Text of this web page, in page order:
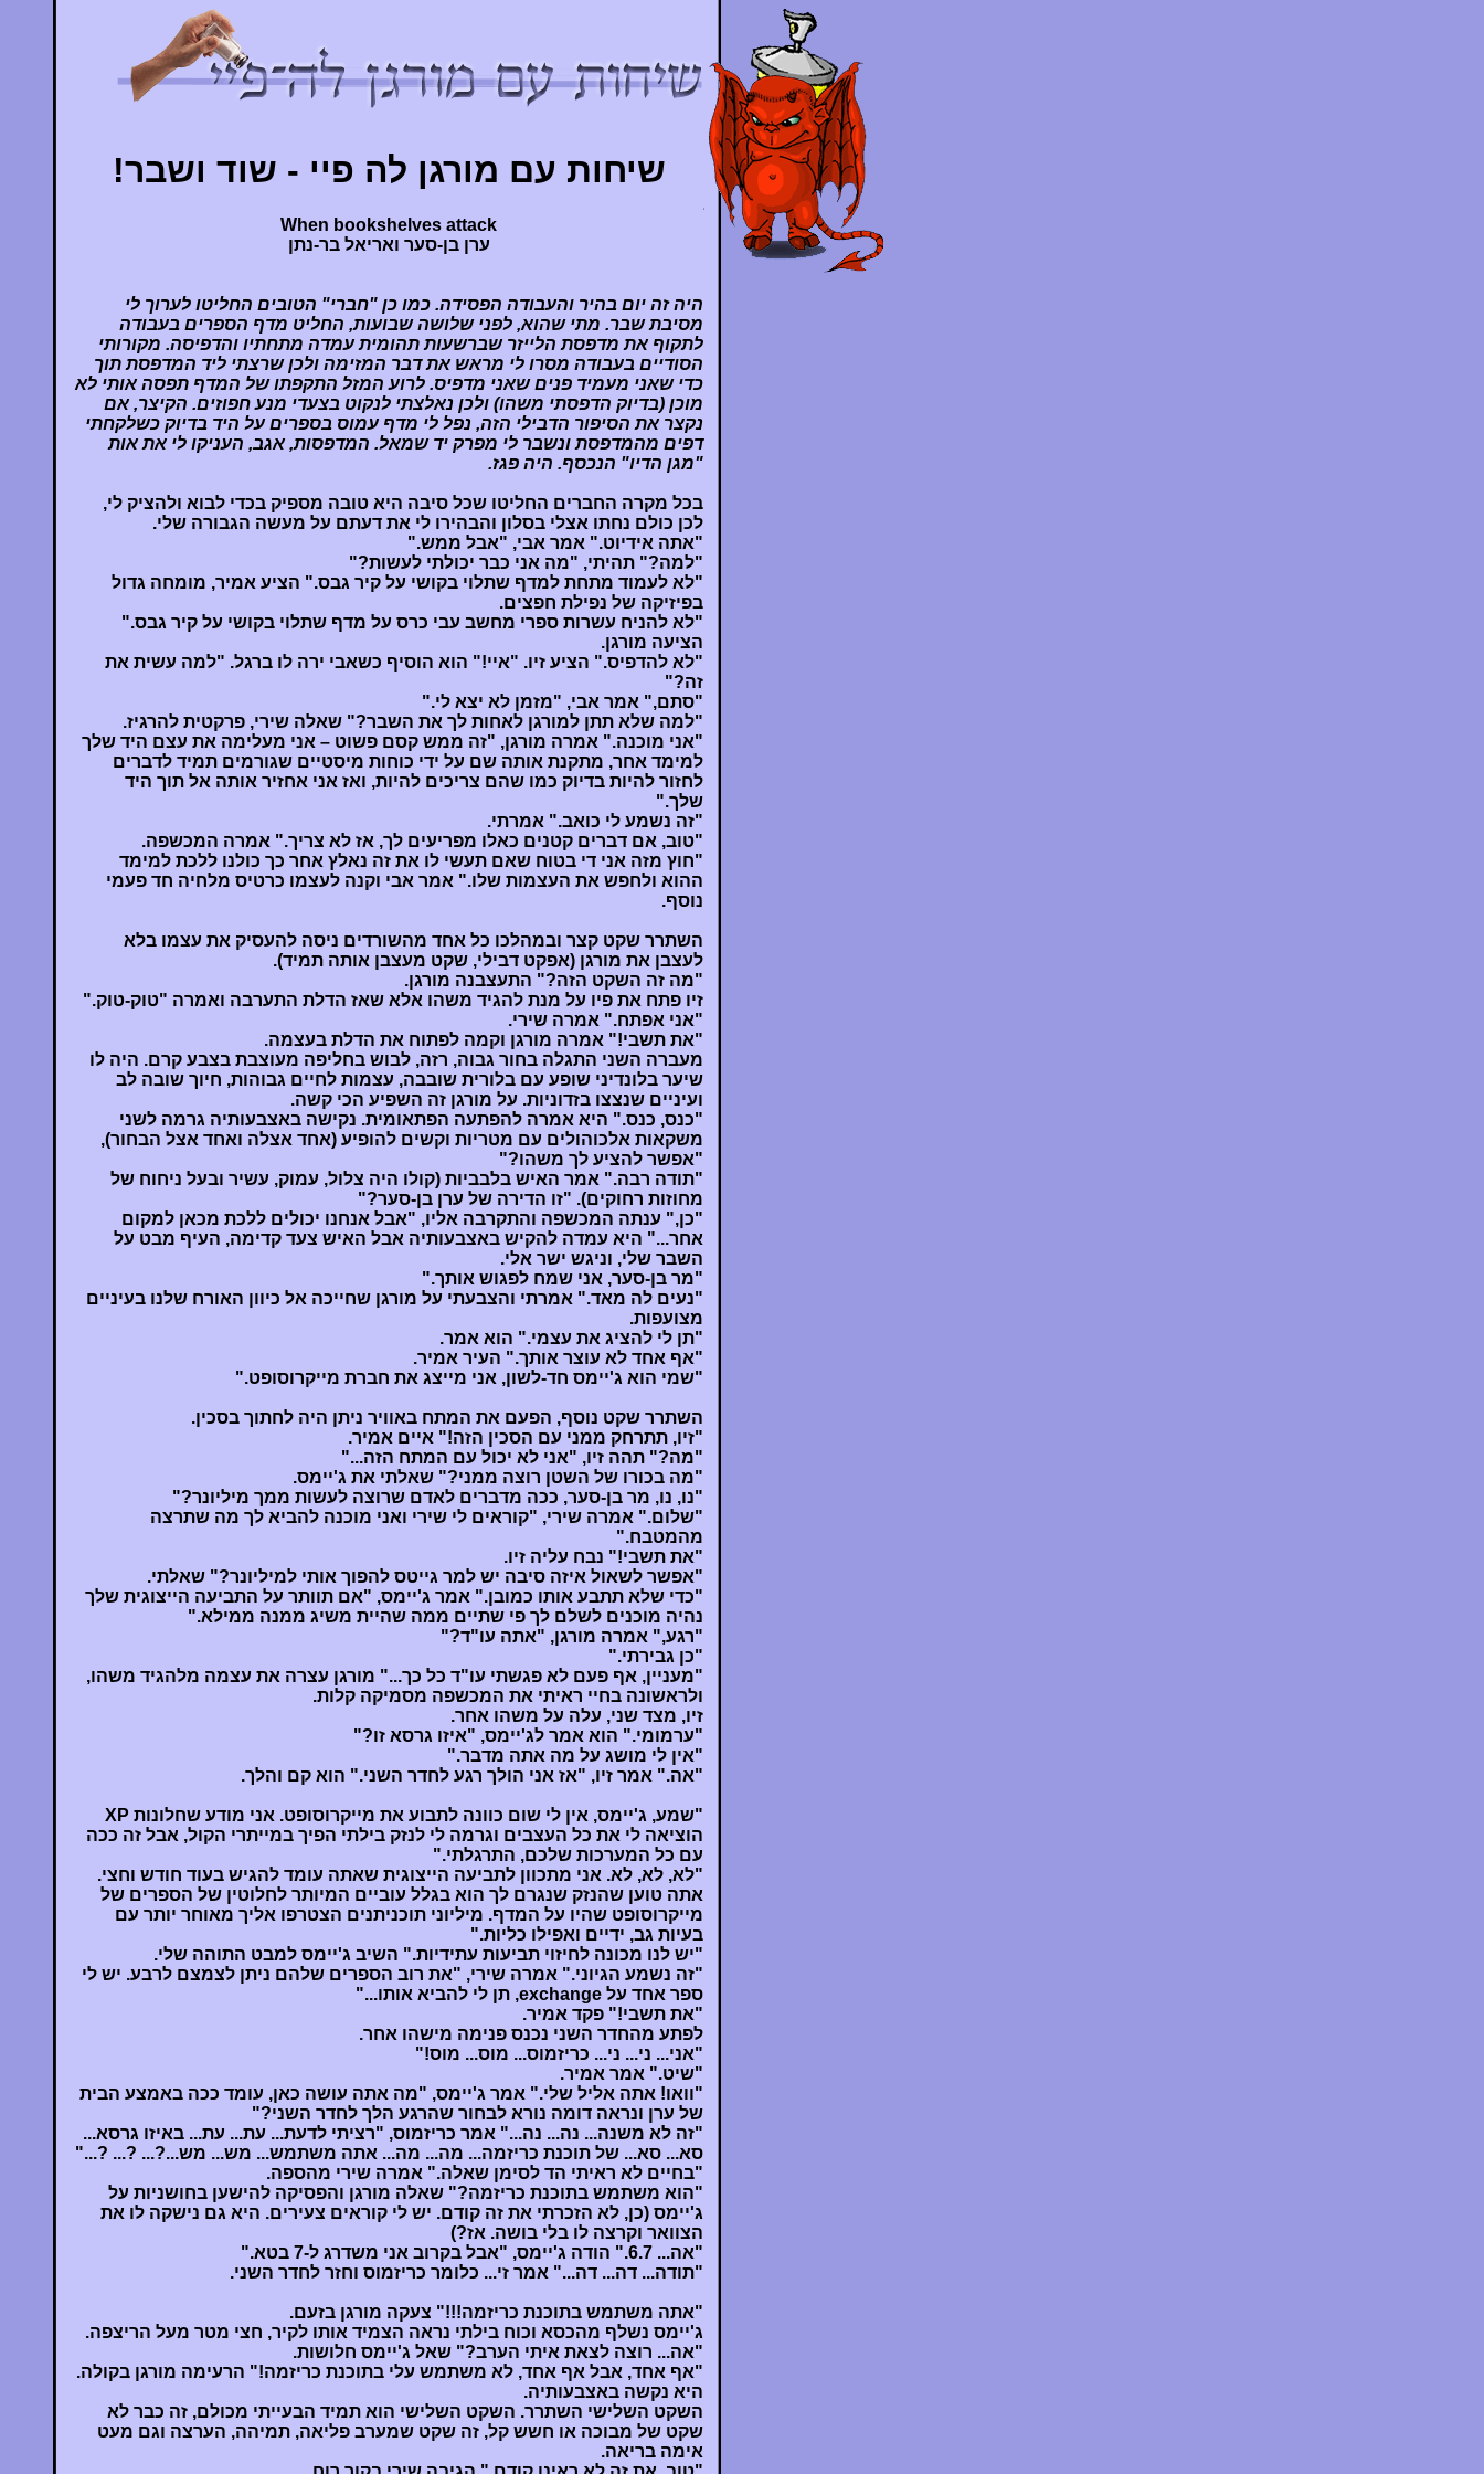
שיחות עם מורגן לה פיי - שוד ושבר!
When bookshelves attack
ערן בן-סער ואריאל בר-נתן
היה זה יום בהיר והעבודה הפסידה. כמו כן "חברי" הטובים החליטו לערוך לי
מסיבת שבר. מתי שהוא, לפני שלושה שבועות, החליט מדף הספרים בעבודה
לתקוף את מדפסת הלייזר שברשעות תהומית עמדה מתחתיו והדפיסה. מקורותי
הסודיים בעבודה מסרו לי מראש את דבר המזימה ולכן שרצתי ליד המדפסת תוך
כדי שאני מעמיד פנים שאני מדפיס. לרוע המזל התקפתו של המדף תפסה אותי לא
מוכן (בדיוק הדפסתי משהו) ולכן נאלצתי לנקוט בצעדי מנע חפוזים. הקיצר, אם
נקצר את הסיפור הדבילי הזה, נפל לי מדף עמוס בספרים על היד בדיוק כשלקחתי
דפים מהמדפסת ונשבר לי מפרק יד שמאל. המדפסות, אגב, העניקו לי את אות
"מגן הדיו" הנכסף. היה פגז.
בכל מקרה החברים החליטו שכל סיבה היא טובה מספיק בכדי לבוא ולהציק לי,
לכן כולם נחתו אצלי בסלון והבהירו לי את דעתם על מעשה הגבורה שלי.
"אתה אידיוט." אמר אבי, "אבל ממש."
"למה?" תהיתי, "מה אני כבר יכולתי לעשות?"
"לא לעמוד מתחת למדף שתלוי בקושי על קיר גבס." הציע אמיר, מומחה גדול
בפיזיקה של נפילת חפצים.
"לא להניח עשרות ספרי מחשב עבי כרס על מדף שתלוי בקושי על קיר גבס."
הציעה מורגן.
"לא להדפיס." הציע זיו. "איי!" הוא הוסיף כשאבי ירה לו ברגל. "למה עשית את
זה?"
"סתם," אמר אבי, "מזמן לא יצא לי."
"למה שלא תתן למורגן לאחות לך את השבר?" שאלה שירי, פרקטית להרגיז.
"אני מוכנה." אמרה מורגן, "זה ממש קסם פשוט – אני מעלימה את עצם היד שלך
למימד אחר, מתקנת אותה שם על ידי כוחות מיסטיים שגורמים תמיד לדברים
לחזור להיות בדיוק כמו שהם צריכים להיות, ואז אני אחזיר אותה אל תוך היד
שלך."
"זה נשמע לי כואב." אמרתי.
"טוב, אם דברים קטנים כאלו מפריעים לך, אז לא צריך." אמרה המכשפה.
"חוץ מזה אני די בטוח שאם תעשי לו את זה נאלץ אחר כך כולנו ללכת למימד
ההוא ולחפש את העצמות שלו." אמר אבי וקנה לעצמו כרטיס מלחיה חד פעמי
נוסף.
השתרר שקט קצר ובמהלכו כל אחד מהשורדים ניסה להעסיק את עצמו בלא
לעצבן את מורגן (אפקט דבילי, שקט מעצבן אותה תמיד).
"מה זה השקט הזה?" התעצבנה מורגן.
זיו פתח את פיו על מנת להגיד משהו אלא שאז הדלת התערבה ואמרה "טוק-טוק."
"אני אפתח." אמרה שירי.
"את תשבי!" אמרה מורגן וקמה לפתוח את הדלת בעצמה.
מעברה השני התגלה בחור גבוה, רזה, לבוש בחליפה מעוצבת בצבע קרם. היה לו
שיער בלונדיני שופע עם בלורית שובבה, עצמות לחיים גבוהות, חיוך שובה לב
ועיניים שנצצו בזדוניות. על מורגן זה השפיע הכי קשה.
"כנס, כנס." היא אמרה להפתעה הפתאומית. נקישה באצבעותיה גרמה לשני
משקאות אלכוהולים עם מטריות וקשים להופיע (אחד אצלה ואחד אצל הבחור),
"אפשר להציע לך משהו?"
"תודה רבה." אמר האיש בלבביות (קולו היה צלול, עמוק, עשיר ובעל ניחוח של
מחוזות רחוקים). "זו הדירה של ערן בן-סער?"
"כן," ענתה המכשפה והתקרבה אליו, "אבל אנחנו יכולים ללכת מכאן למקום
אחר..." היא עמדה להקיש באצבעותיה אבל האיש צעד קדימה, העיף מבט על
השבר שלי, וניגש ישר אלי.
"מר בן-סער, אני שמח לפגוש אותך."
"נעים לה מאד." אמרתי והצבעתי על מורגן שחייכה אל כיוון האורח שלנו בעיניים
מצועפות.
"תן לי להציג את עצמי." הוא אמר.
"אף אחד לא עוצר אותך." העיר אמיר.
"שמי הוא ג'יימס חד-לשון, אני מייצג את חברת מייקרוסופט."
השתרר שקט נוסף, הפעם את המתח באוויר ניתן היה לחתוך בסכין.
"זיו, תתרחק ממני עם הסכין הזה!" איים אמיר.
"מה?" תהה זיו, "אני לא יכול עם המתח הזה..."
"מה בכורו של השטן רוצה ממני?" שאלתי את ג'יימס.
"נו, נו, מר בן-סער, ככה מדברים לאדם שרוצה לעשות ממך מיליונר?"
"שלום." אמרה שירי, "קוראים לי שירי ואני מוכנה להביא לך מה שתרצה
מהמטבח."
"את תשבי!" נבח עליה זיו.
"אפשר לשאול איזה סיבה יש למר גייטס להפוך אותי למיליונר?" שאלתי.
"כדי שלא תתבע אותו כמובן." אמר ג'יימס, "אם תוותר על התביעה הייצוגית שלך
נהיה מוכנים לשלם לך פי שתיים ממה שהיית משיג ממנה ממילא."
"רגע," אמרה מורגן, "אתה עו"ד?"
"כן גבירתי."
"מעניין, אף פעם לא פגשתי עו"ד כל כך..." מורגן עצרה את עצמה מלהגיד משהו,
ולראשונה בחיי ראיתי את המכשפה מסמיקה קלות.
זיו, מצד שני, עלה על משהו אחר.
"ערמומי." הוא אמר לג'יימס, "איזו גרסא זו?"
"אין לי מושג על מה אתה מדבר."
"אה." אמר זיו, "אז אני הולך רגע לחדר השני." הוא קם והלך.
"שמע, ג'יימס, אין לי שום כוונה לתבוע את מייקרוסופט. אני מודע שחלונות XP
הוציאה לי את כל העצבים וגרמה לי לנזק בילתי הפיך במייתרי הקול, אבל זה ככה
עם כל המערכות שלכם, התרגלתי."
"לא, לא, לא. אני מתכוון לתביעה הייצוגית שאתה עומד להגיש בעוד חודש וחצי.
אתה טוען שהנזק שנגרם לך הוא בגלל עוביים המיותר לחלוטין של הספרים של
מייקרוסופט שהיו על המדף. מיליוני תוכניתנים הצטרפו אליך מאוחר יותר עם
בעיות גב, ידיים ואפילו כליות."
"יש לנו מכונה לחיזוי תביעות עתידיות." השיב ג'יימס למבט התוהה שלי.
"זה נשמע הגיוני." אמרה שירי, "את רוב הספרים שלהם ניתן לצמצם לרבע. יש לי
ספר אחד על exchange, תן לי להביא אותו..."
"את תשבי!" פקד אמיר.
לפתע מהחדר השני נכנס פנימה מישהו אחר.
"אני... ני... ני... כריזמוס... מוס... מוס!"
"שיט." אמר אמיר.
"וואו! אתה אליל שלי." אמר ג'יימס, "מה אתה עושה כאן, עומד ככה באמצע הבית
של ערן ונראה דומה נורא לבחור שהרגע הלך לחדר השני?"
"זה לא משנה... נה... נה..." אמר כריזמוס, "רציתי לדעת... עת... עת... באיזו גרסא...
סא... סא... של תוכנת כריזמה... מה... מה... אתה משתמש... מש... מש...?... ?... ?..."
"בחיים לא ראיתי הד לסימן שאלה." אמרה שירי מהספה.
"הוא משתמש בתוכנת כריזמה?" שאלה מורגן והפסיקה להישען בחושניות על
ג'יימס (כן, לא הזכרתי את זה קודם. יש לי קוראים צעירים. היא גם נישקה לו את
הצוואר וקרצה לו בלי בושה. אז?)
"אה... 6.7." הודה ג'יימס, "אבל בקרוב אני משדרג ל-7 בטא."
"תודה... דה... דה..." אמר זי... כלומר כריזמוס וחזר לחדר השני.
"אתה משתמש בתוכנת כריזמה!!!" צעקה מורגן בזעם.
ג'יימס נשלף מהכסא וכוח בילתי נראה הצמיד אותו לקיר, חצי מטר מעל הריצפה.
"אה... רוצה לצאת איתי הערב?" שאל ג'יימס חלושות.
"אף אחד, אבל אף אחד, לא משתמש עלי בתוכנת כריזמה!" הרעימה מורגן בקולה.
היא נקשה באצבעותיה.
השקט השלישי השתרר. השקט השלישי הוא תמיד הבעייתי מכולם, זה כבר לא
שקט של מבוכה או חשש קל, זה שקט שמערב פליאה, תמיהה, הערצה וגם מעט
אימה בריאה.